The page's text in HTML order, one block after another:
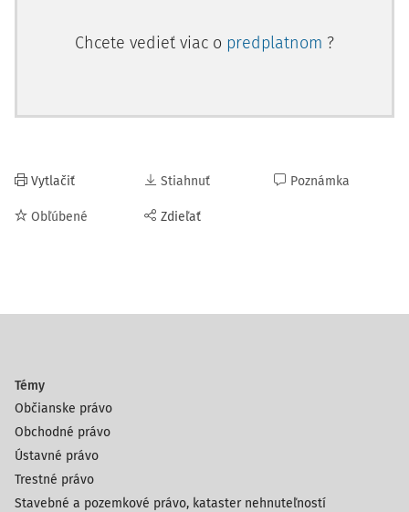
Chcete vedieť viac o predplatnom ?
Vytlačiť
Obľúbené
Stiahnuť
Zdieľať
Poznámka
Témy
Občianske právo
Obchodné právo
Ústavné právo
Trestné právo
Stavebné a pozemkové právo, kataster nehnuteľností